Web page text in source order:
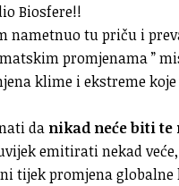
Biosfere!!
nametnuo tu priču i
promjenama ”
klime i ekstreme
da nikad neće biti te
emitirati nekad
tijek promjena globalne